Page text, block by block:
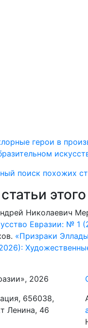
герои в
поиск похожих
Николаевич
Евразии: № 1
«Призраки
2026
656038,
Ленина, 46